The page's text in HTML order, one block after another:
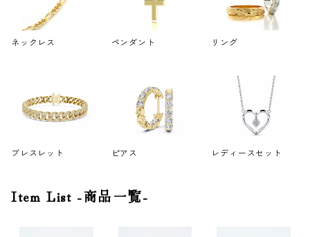
ネックレス ペンダント リング
ブレスレット ピアス レディースセット
Item List -商品一覧-